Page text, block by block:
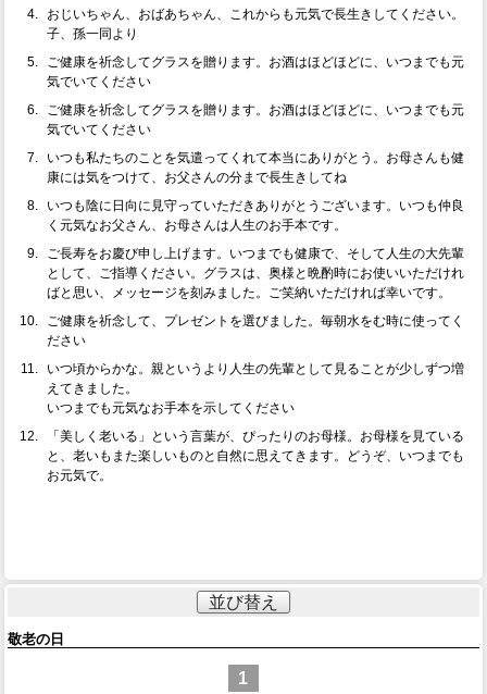
おじいちゃん、おばあちゃん、これからも元気で長生きしてください。
子、孫一同より
ご健康を祈念してグラスを贈ります。お酒はほどほどに、いつまでも元
気でいてください
ご健康を祈念してグラスを贈ります。お酒はほどほどに、いつまでも元
気でいてください
いつも私たちのことを気遣ってくれて本当にありがとう。お母さんも健
康には気をつけて、お父さんの分まで長生きしてね
いつも陰に日向に見守っていただきありがとうございます。いつも仲良
く元気なお父さん、お母さんは人生のお手本です。
ご長寿をお慶び申し上げます。いつまでも健康で、そして人生の大先輩
として、ご指導ください。グラスは、奥様と晩酌時にお使いいただけれ
ばと思い、メッセージを刻みました。ご笑納いただければ幸いです。
ご健康を祈念して、プレゼントを選びました。毎朝水をむ時に使ってく
ださい
いつ頃からかな。親というより人生の先輩として見ることが少しずつ増
えてきました。
いつまでも元気なお手本を示してください
「美しく老いる」という言葉が、ぴったりのお母様。お母様を見ている
と、老いもまた楽しいものと自然に思えてきます。どうぞ、いつまでも
お元気で。
並び替え
敬老の日
1